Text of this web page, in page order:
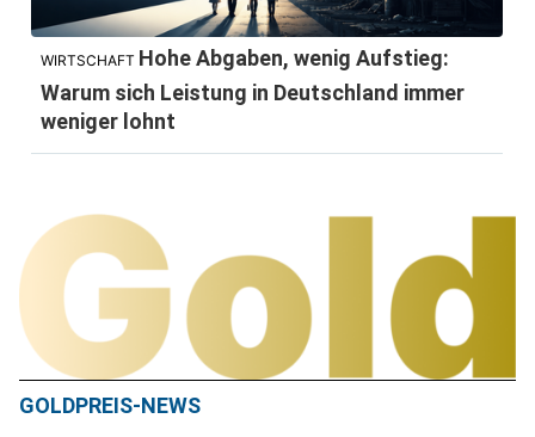
WIRTSCHAFT Hohe Abgaben, wenig Aufstieg:
Warum sich Leistung in Deutschland immer
weniger lohnt
GOLDPREIS-NEWS